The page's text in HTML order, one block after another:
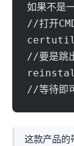
如果不是
//打开
certutil
//要是跳
//等待即
这款产品的